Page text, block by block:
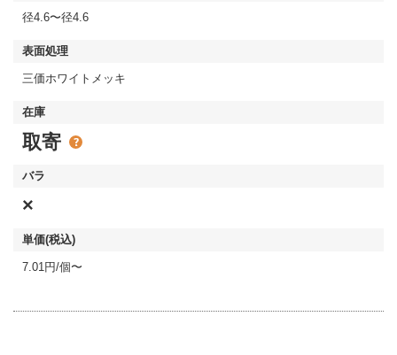
径4.6〜径4.6
三価ホワイトメッキ
取寄
×
7.01円/個〜